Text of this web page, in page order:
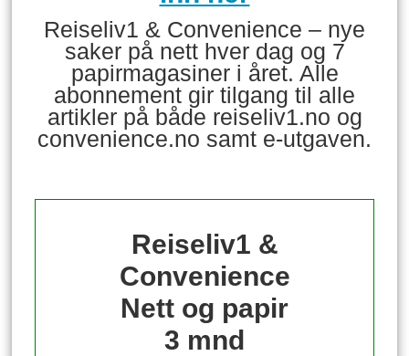
Reiseliv1 & Convenience – nye
saker på nett hver dag og 7
papirmagasiner i året. Alle
abonnement gir tilgang til alle
artikler på både reiseliv1.no og
convenience.no samt e-utgaven.
Reiseliv1 &
Convenience
Nett og papir
3 mnd